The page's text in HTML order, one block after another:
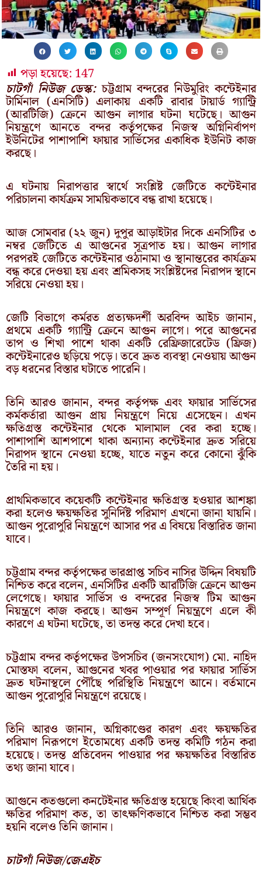
পড়া হয়েছে: 147
চাটগাঁ নিউজ ডেস্ক:চট্টগ্রাম বন্দরের নিউমুরিং কন্টেইনার
টার্মিনাল (এনসিটি) এলাকায় একটি রাবার টায়ার্ড গ্যান্ট্রি
(আরটিজি) ক্রেনে আগুন লাগার ঘটনা ঘটেছে। আগুন
নিয়ন্ত্রণে আনতে বন্দর কর্তৃপক্ষের নিজস্ব অগ্নিনির্বাপণ
ইউনিটের পাশাপাশি ফায়ার সার্ভিসের একাধিক ইউনিট কাজ
করছে।
এ ঘটনায় নিরাপত্তার স্বার্থে সংশ্লিষ্ট জেটিতে কন্টেইনার
পরিচালনা কার্যক্রম সাময়িকভাবে বন্ধ রাখা হয়েছে।
আজ সোমবার (২২ জুন) দুপুর আড়াইটার দিকে এনসিটির ৩
নম্বর জেটিতে এ আগুনের সূত্রপাত হয়। আগুন লাগার
পরপরই জেটিতে কন্টেইনার ওঠানামা ও স্থানান্তরের কার্যক্রম
বন্ধ করে দেওয়া হয় এবং শ্রমিকসহ সংশ্লিষ্টদের নিরাপদ স্থানে
সরিয়ে নেওয়া হয়।
​জেটি বিভাগে কর্মরত প্রত্যক্ষদর্শী অরবিন্দ আইচ জানান,
প্রথমে একটি গ্যান্ট্রি ক্রেনে আগুন লাগে। পরে আগুনের
তাপ ও শিখা পাশে থাকা একটি রেফ্রিজারেটেড (ফ্রিজ)
কন্টেইনারেও ছড়িয়ে পড়ে। তবে দ্রুত ব্যবস্থা নেওয়ায় আগুন
বড় ধরনের বিস্তার ঘটাতে পারেনি।
​তিনি আরও জানান, বন্দর কর্তৃপক্ষ এবং ফায়ার সার্ভিসের
কর্মকর্তারা আগুন প্রায় নিয়ন্ত্রণে নিয়ে এসেছেন। এখন
ক্ষতিগ্রস্ত কন্টেইনার থেকে মালামাল বের করা হচ্ছে।
পাশাপাশি আশপাশে থাকা অন্যান্য কন্টেইনার দ্রুত সরিয়ে
নিরাপদ স্থানে নেওয়া হচ্ছে, যাতে নতুন করে কোনো ঝুঁকি
তৈরি না হয়।
​প্রাথমিকভাবে কয়েকটি কন্টেইনার ক্ষতিগ্রস্ত হওয়ার আশঙ্কা
করা হলেও ক্ষয়ক্ষতির সুনির্দিষ্ট পরিমাণ এখনো জানা যায়নি।
আগুন পুরোপুরি নিয়ন্ত্রণে আসার পর এ বিষয়ে বিস্তারিত জানা
যাবে।
​চট্টগ্রাম বন্দর কর্তৃপক্ষের ভারপ্রাপ্ত সচিব নাসির উদ্দিন বিষয়টি
নিশ্চিত করে বলেন, এনসিটির একটি আরটিজি ক্রেনে আগুন
লেগেছে। ফায়ার সার্ভিস ও বন্দরের নিজস্ব টিম আগুন
নিয়ন্ত্রণে কাজ করছে। আগুন সম্পূর্ণ নিয়ন্ত্রণে এলে কী
কারণে এ ঘটনা ঘটেছে, তা তদন্ত করে দেখা হবে।
চট্টগ্রাম বন্দর কর্তৃপক্ষের উপসচিব (জনসংযোগ) মো. নাহিদ
মোস্তফা বলেন, আগুনের খবর পাওয়ার পর ফায়ার সার্ভিস
দ্রুত ঘটনাস্থলে পৌঁছে পরিস্থিতি নিয়ন্ত্রণে আনে। বর্তমানে
আগুন পুরোপুরি নিয়ন্ত্রণে রয়েছে।
তিনি আরও জানান, অগ্নিকাণ্ডের কারণ এবং ক্ষয়ক্ষতির
পরিমাণ নিরূপণে ইতোমধ্যে একটি তদন্ত কমিটি গঠন করা
হয়েছে। তদন্ত প্রতিবেদন পাওয়ার পর ক্ষয়ক্ষতির বিস্তারিত
তথ্য জানা যাবে।
আগুনে কতগুলো কনটেইনার ক্ষতিগ্রস্ত হয়েছে কিংবা আর্থিক
ক্ষতির পরিমাণ কত, তা তাৎক্ষণিকভাবে নিশ্চিত করা সম্ভব
হয়নি বলেও তিনি জানান।
চাটগাঁ নিউজ/জেএইচ